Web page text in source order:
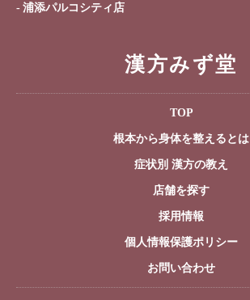
浦添パルコシティ店
漢方みず堂
TOP
根本から身体を整えるとは
症状別 漢方の教え
店舗を探す
採用情報
個人情報保護ポリシー
お問い合わせ